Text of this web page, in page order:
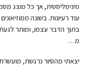
מינימליסטית, אך כל מוצג
עוד רעיונות. בשונה
בתוך הדבר עצמו, ומותר
מ…
יצאתי מהסיור נרגשת,